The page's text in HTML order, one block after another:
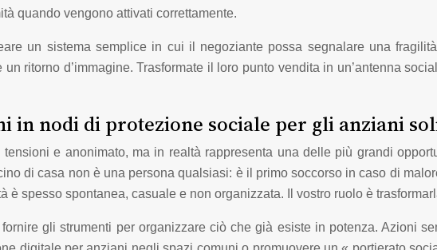
quando vengono attivati correttamente.
un sistema semplice in cui il negoziante possa segnalare una
ritorno d’immagine. Trasformate il loro punto vendita in un’antenna
in nodi di protezione sociale per gli anziani
e anonimato, ma in realtà rappresenta una delle più grandi
di casa non è una persona qualsiasi: è il primo soccorso in caso di
è spesso spontanea, casuale e non organizzata. Il vostro ruolo è
gli strumenti per organizzare ciò che già esiste in potenza. Azioni